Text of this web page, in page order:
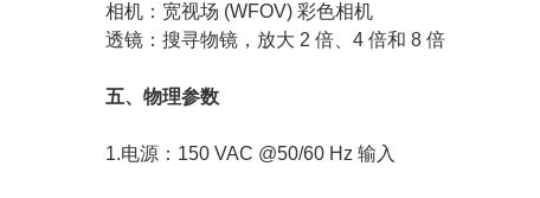
相机：宽视场 (WFOV) 彩色相机
透镜：搜寻物镜，放大 2 倍、4 倍和 8 倍
五、物理参数
1.电源：150 VAC @50/60 Hz 输入